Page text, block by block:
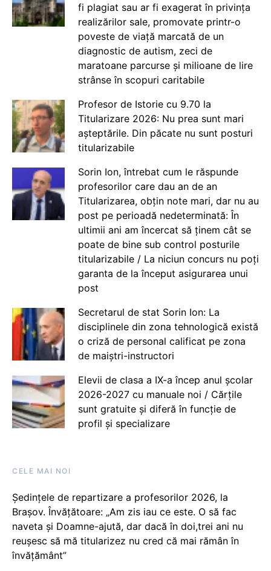
fi plagiat sau ar fi exagerat în privința
realizărilor sale, promovate printr-o
poveste de viață marcată de un
diagnostic de autism, zeci de
maratoane parcurse și milioane de lire
strânse în scopuri caritabile
Profesor de Istorie cu 9.70 la
Titularizare 2026: Nu prea sunt mari
așteptările. Din păcate nu sunt posturi
titularizabile
Sorin Ion, întrebat cum le răspunde
profesorilor care dau an de an
Titularizarea, obțin note mari, dar nu au
post pe perioadă nedeterminată: În
ultimii ani am încercat să ținem cât se
poate de bine sub control posturile
titularizabile / La niciun concurs nu poți
garanta de la început asigurarea unui
post
Secretarul de stat Sorin Ion: La
disciplinele din zona tehnologică există
o criză de personal calificat pe zona
de maiștri-instructori
Elevii de clasa a IX-a încep anul școlar
2026-2027 cu manuale noi / Cărțile
sunt gratuite și diferă în funcție de
profil și specializare
CELE MAI NOI
Ședințele de repartizare a profesorilor 2026, la
Brașov. Învățătoare: „Am zis iau ce este. O să fac
naveta și Doamne-ajută, dar dacă în doi,trei ani nu
reușesc să mă titularizez nu cred că mai rămân în
învățământ”